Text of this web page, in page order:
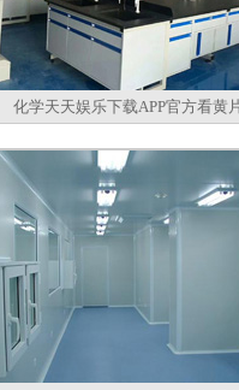
化学天天娱乐下载APP官方看黄